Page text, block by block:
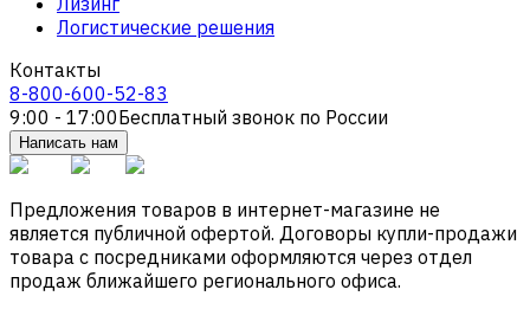
Логистические решения
Контакты
8-800-600-52-83
9:00 - 17:00Бесплатный звонок по России
Написать нам
Предложения товаров в интернет-магазине не
является публичной офертой. Договоры купли-продажи
товара с посредниками оформляются через отдел
продаж ближайшего регионального офиса.